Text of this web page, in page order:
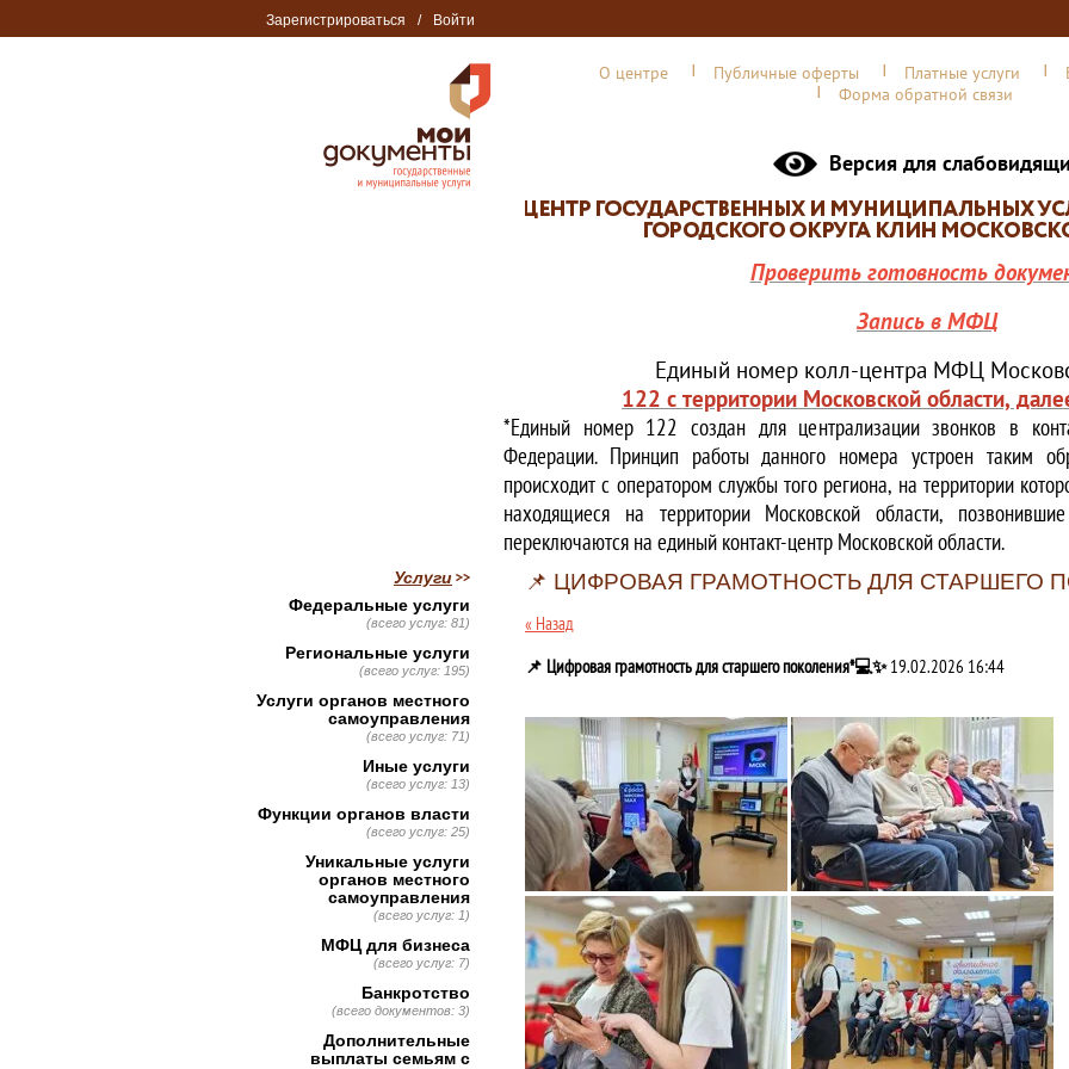
Зарегистрироваться / Войти
О центре Публичные оферты Платные услуги
Форма обратной связи
Версия для
Проверить готовность
Запись в МФЦ
Единый номер колл-центра МФЦ
122 с территории Московской области,
*Единый номер 122 создан для централизации звонков в
Федерации. Принцип работы данного номера устроен таким
происходит с оператором службы того региона, на территории
находящиеся на территории Московской области,
переключаются на единый контакт-центр Московской области.
📌 ЦИФРОВАЯ ГРАМОТНОСТЬ ДЛЯ СТАРШЕГО
« Назад
📌 Цифровая грамотность для старшего поколения*💻✨19.02.2026 16:44
Услуги
Федеральные услуги
(всего услуг: 81)
Региональные услуги
(всего услуг: 195)
Услуги органов местного
самоуправления
(всего услуг: 71)
Иные услуги
(всего услуг: 13)
Функции органов власти
(всего услуг: 25)
Уникальные услуги
органов местного
самоуправления
(всего услуг: 1)
МФЦ для бизнеса
(всего услуг: 7)
Банкротство
(всего документов: 3)
Дополнительные
выплаты семьям с